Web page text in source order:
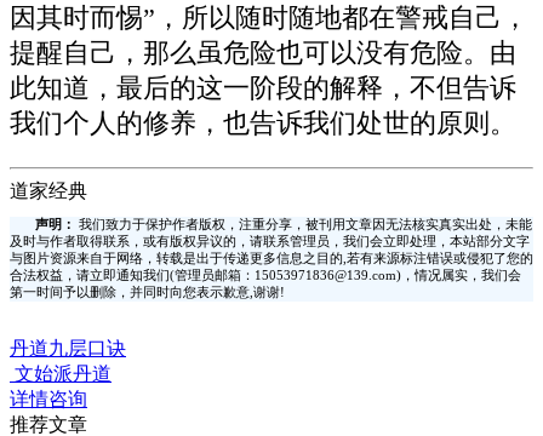
因其时而惕”，所以随时随地都在警戒自己，
提醒自己，那么虽危险也可以没有危险。由
此知道，最后的这一阶段的解释，不但告诉
我们个人的修养，也告诉我们处世的原则。
道家经典
声明：
我们致力于保护作者版权，注重分享，被刊用文章因无法核实真实出处，未能
及时与作者取得联系，或有版权异议的，请联系管理员，我们会立即处理，本站部分文字
与图片资源来自于网络，转载是出于传递更多信息之目的,若有来源标注错误或侵犯了您的
合法权益，请立即通知我们(管理员邮箱：15053971836@139.com)，情况属实，我们会
第一时间予以删除，并同时向您表示歉意,谢谢!
丹道九层口诀
文始派丹道
详情咨询
推荐文章